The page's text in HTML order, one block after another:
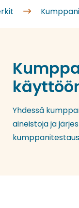
Yhdessä
aineistoja ja